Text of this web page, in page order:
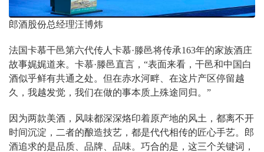
郎酒股份总经理汪博炜
法国卡慕干邑第六代传人卡慕·滕邑将传承163年的家族酒庄
故事娓娓道来。卡慕·滕邑直言，“表面来看，干邑和中国白
酒似乎鲜有共通之处。但在赤水河畔、在这片产区停留越
久，我越发觉，我们在做的事本质上殊途同归。”
因为两款美酒，风味都深深烙印着原产地的风土，都离不开
时间沉淀，二者的酿造技艺，都是代代相传的匠心手艺。郎
酒追求的是品质、品牌、品味。巧合的是，这三个关键词，